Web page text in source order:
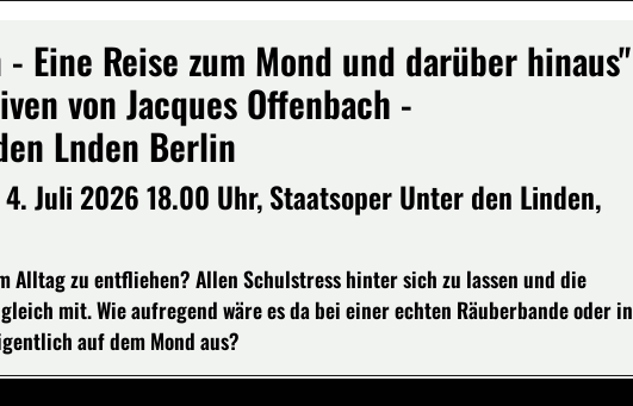
Eine Reise zum Mond und darüber hinaus"
von Jacques Offenbach -
Lnden Berlin
Juli 2026 18.00 Uhr, Staatsoper Unter den Linden,
Alltag zu entfliehen? Allen Schulstress hinter sich zu lassen und die
mit. Wie aufregend wäre es da bei einer echten Räuberbande oder in
auf dem Mond aus?